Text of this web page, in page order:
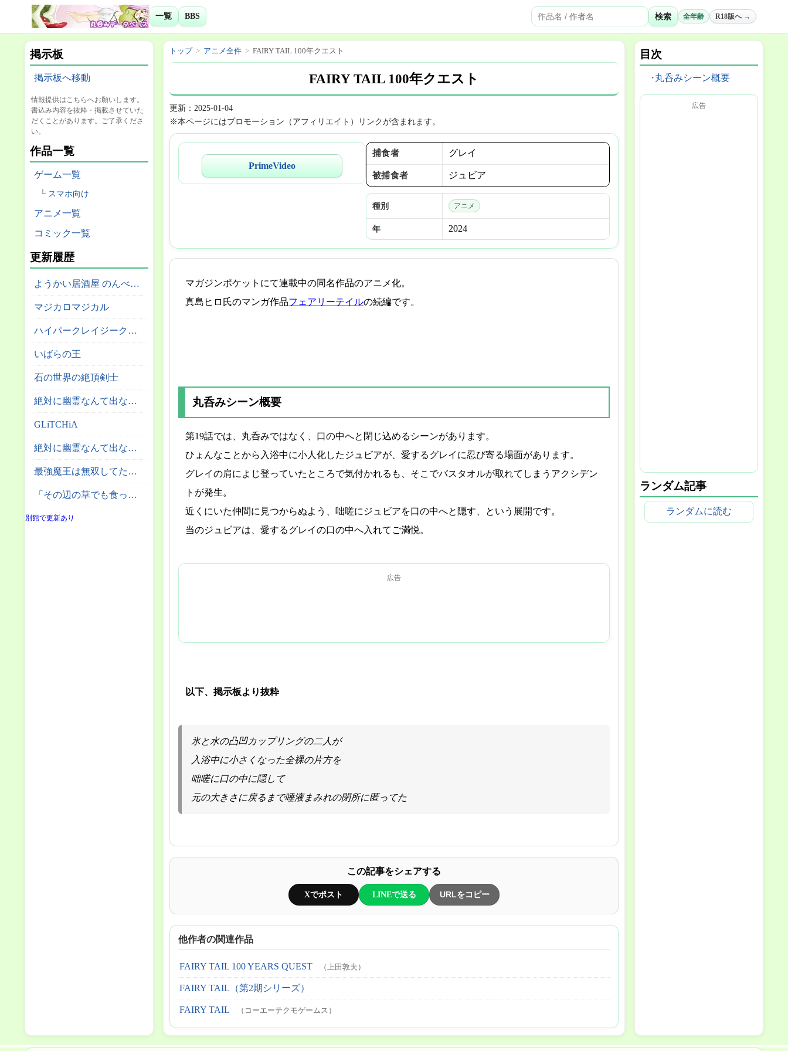
一覧 BBS 検索 全年齢 R18版へ →
掲示板
掲示板へ移動
情報提供はこちらへお願いします。
書込み内容を抜粋・掲載させていた
だくことがあります。ご了承くださ
い。
作品一覧
ゲーム一覧
スマホ向け
アニメ一覧
コミック一覧
更新履歴
ようかい居酒屋 のんべれケ。
マジカロマジカル
ハイパークレイジークライマー
いばらの王
石の世界の絶頂剣士
絶対に幽霊なんて出ないサーカス団
GLiTCHiA
絶対に幽霊なんて出ない高層エレベーター
最強魔王は無双してたのに ～女体化解除のカギは人助けの旅でした～
「その辺の草でも食っとけ」と追放された無能スキル【植物食い】持ち転生者、エルフの里で幻の植物を食べて無双する
別館で更新あり
トップ アニメ全件 FAIRY TAIL 100年クエスト
FAIRY TAIL 100年クエスト
更新：2025-01-04
※本ページにはプロモーション（アフィリエイト）リンクが含まれます。
PrimeVideo
捕食者 グレイ
被捕食者 ジュビア
種別 アニメ
年 2024
マガジンポケットにて連載中の同名作品のアニメ化。
真島ヒロ氏のマンガ作品フェアリーテイルの続編です。
丸呑みシーン概要
第19話では、丸呑みではなく、口の中へと閉じ込めるシーンがあります。
ひょんなことから入浴中に小人化したジュビアが、愛するグレイに忍び寄る場面があります。
グレイの肩によじ登っていたところで気付かれるも、そこでバスタオルが取れてしまうアクシデン
トが発生。
近くにいた仲間に見つからぬよう、咄嗟にジュビアを口の中へと隠す、という展開です。
当のジュビアは、愛するグレイの口の中へ入れてご満悦。
広告
以下、掲示板より抜粋
氷と水の凸凹カップリングの二人が
入浴中に小さくなった全裸の片方を
咄嗟に口の中に隠して
元の大きさに戻るまで唾液まみれの閉所に匿ってた
この記事をシェアする
Xでポスト LINEで送る URLをコピー
他作者の関連作品
FAIRY TAIL 100 YEARS QUEST （上田敦夫）
FAIRY TAIL（第2期シリーズ）
FAIRY TAIL （コーエーテクモゲームス）
目次
丸呑みシーン概要
広告
ランダム記事
ランダムに読む